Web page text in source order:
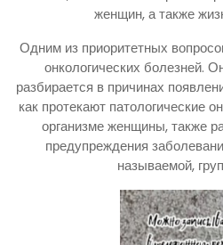
женщин, а также
Одним из приоритетных
онкологических болезней.
разбирается в причинах
как протекают патологические
организме женщины, также
предупреждения
называемой,